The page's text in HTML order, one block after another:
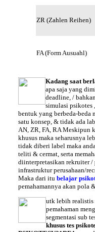
ZR (Zahlen Reihen)
FA (Form Ausuahl)
Kadang saat
apa saja yang
deadline, /
simulasi psikotes
bentuk yang berbeda-beda
satu konsep, & tidak ada
AN, ZR, FA, RA Meskipun
khusus maka seharusnya
tidak diberi label maka
teliti & cermat, serta
diinterpretasikan rekruiter /
infrastruktur perusahaan/
Maka dari itu belajar
pemahamannya akan pola
utk lebih realistis
pemahaman
segmentasi sub
khusus tes